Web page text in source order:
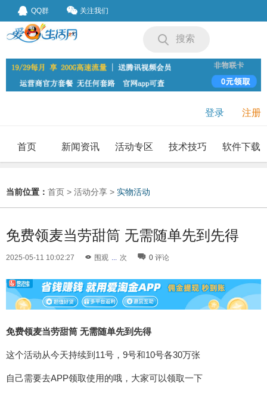
QQ群 关注我们
搜索
登录 注册
首页 新闻资讯 活动专区 技术技巧 软件下载
当前位置： 首页 > 活动分享 > 实物活动
免费领麦当劳甜筒 无需随单先到先得
2025-05-11 10:02:27 围观 ... 次 0 评论
免费领麦当劳甜筒 无需随单先到先得
这个活动从今天持续到11号，9号和10号各30万张
自己需要去APP领取使用的哦，大家可以领取一下